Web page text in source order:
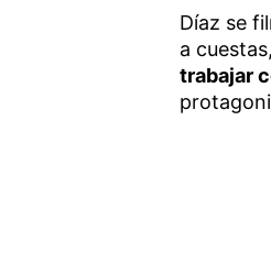
Díaz se
a
trabajar